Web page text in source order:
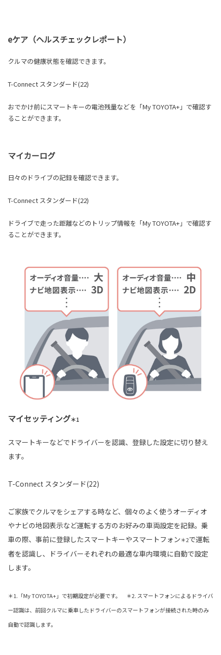
eケア（ヘルスチェックレポート）
クルマの健康状態を確認できます。
T-Connect スタンダード(22)
おでかけ前にスマートキーの電池残量などを「My TOYOTA+」で確認す
ることができます。
マイカーログ
日々のドライブの記録を確認できます。
T-Connect スタンダード(22)
ドライブで走った距離などのトリップ情報を「My TOYOTA+」で確認す
ることができます。
マイセッティング＊1
スマートキーなどでドライバーを認識、登録した設定に切り替え
ます。
T-Connect スタンダード(22)
ご家族でクルマをシェアする時など、個々のよく使うオーディオ
やナビの地図表示など運転する方のお好みの車両設定を記録。乗
車の際、事前に登録したスマートキーやスマートフォン＊2で運転
者を認識し、ドライバーそれぞれの最適な車内環境に自動で設定
します。
＊1.「My TOYOTA+」で初期設定が必要です。 ＊2. スマートフォンによるドライバ
ー認識は、前回クルマに乗車したドライバーのスマートフォンが接続された時のみ
自動で認識します。